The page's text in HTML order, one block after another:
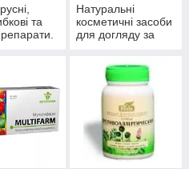
та
Натуральні
косметичні засоби
для догляду за